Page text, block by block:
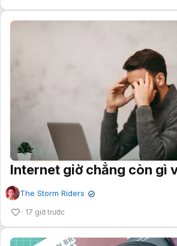
Internet giờ chẳng còn gì
The Storm Riders ✔
17 giờ trước